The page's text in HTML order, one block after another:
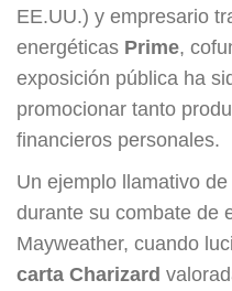
EE.UU.) y empresario
energéticas Prime,
exposición pública ha
promocionar tanto
financieros personales.
Un ejemplo llamativo
durante su combate de
Mayweather, cuando
carta Charizard